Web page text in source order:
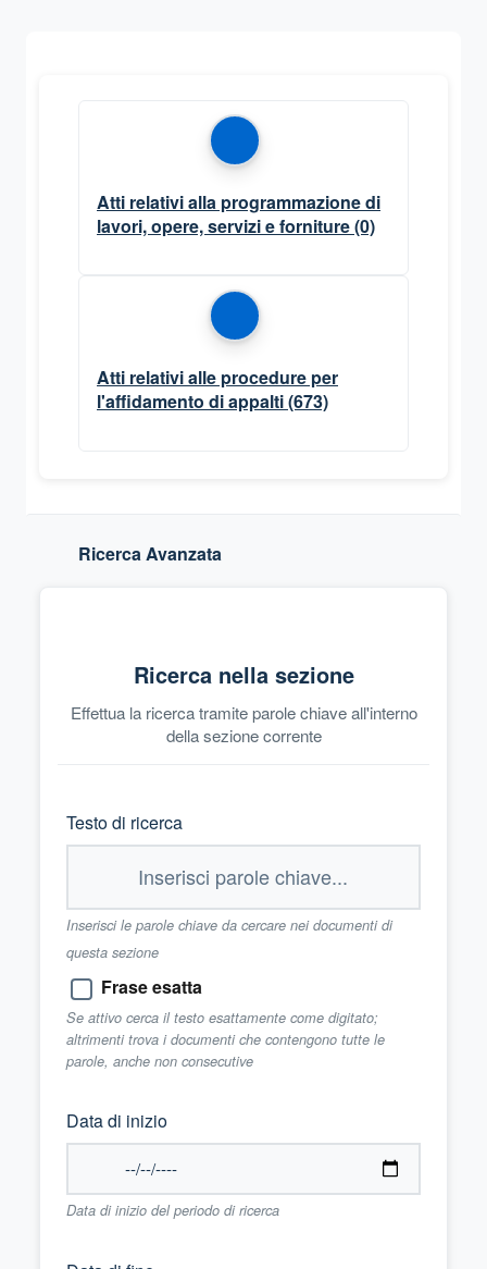
Atti relativi alla programmazione di
lavori, opere, servizi e forniture(0)
Atti relativi alle procedure per
l'affidamento di appalti(673)
Ricerca Avanzata
Ricerca nella sezione
Effettua la ricerca tramite parole chiave all'interno
della sezione corrente
Testo di ricerca
Inserisci le parole chiave da cercare nei documenti di
questa sezione
Frase esatta
Se attivo cerca il testo esattamente come digitato;
altrimenti trova i documenti che contengono tutte le
parole, anche non consecutive
Data di inizio
Data di inizio del periodo di ricerca